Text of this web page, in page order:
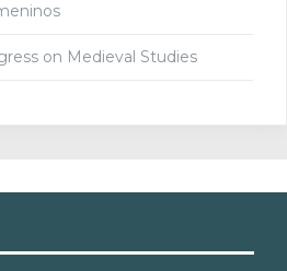
on Medieval Studies